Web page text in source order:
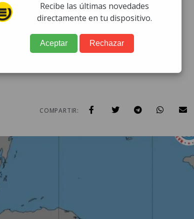
tropical Cristina
al territorio nacional, la tormenta
COMPARTIR:
Recibe las últimas novedades
directamente en tu dispositivo.
Aceptar Rechazar